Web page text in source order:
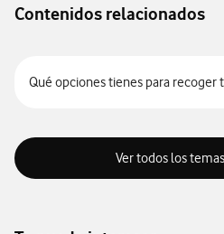
Contenidos relacionados
Qué opciones tienes para recoger
Ver todos los